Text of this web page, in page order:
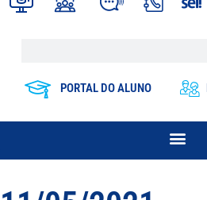
PORTAL DO ALUNO